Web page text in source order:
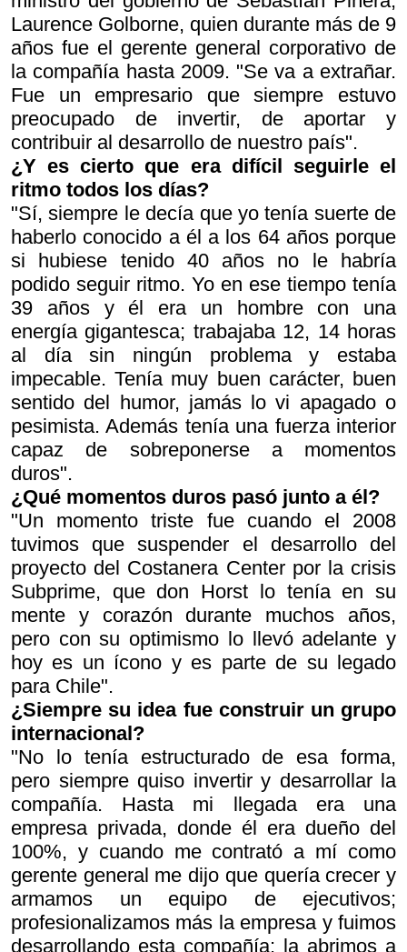
Laurence Golborne, quien durante más de 9
años fue el gerente general corporativo de
la compañía hasta 2009. "Se va a extrañar.
Fue un empresario que siempre estuvo
preocupado de invertir, de aportar y
contribuir al desarrollo de nuestro país".
¿Y es cierto que era difícil seguirle el
ritmo todos los días?
"Sí, siempre le decía que yo tenía suerte de
haberlo conocido a él a los 64 años porque
si hubiese tenido 40 años no le habría
podido seguir ritmo. Yo en ese tiempo tenía
39 años y él era un hombre con una
energía gigantesca; trabajaba 12, 14 horas
al día sin ningún problema y estaba
impecable. Tenía muy buen carácter, buen
sentido del humor, jamás lo vi apagado o
pesimista. Además tenía una fuerza interior
capaz de sobreponerse a momentos
duros".
¿Qué momentos duros pasó junto a él?
"Un momento triste fue cuando el 2008
tuvimos que suspender el desarrollo del
proyecto del Costanera Center por la crisis
Subprime, que don Horst lo tenía en su
mente y corazón durante muchos años,
pero con su optimismo lo llevó adelante y
hoy es un ícono y es parte de su legado
para Chile".
¿Siempre su idea fue construir un grupo
internacional?
"No lo tenía estructurado de esa forma,
pero siempre quiso invertir y desarrollar la
compañía. Hasta mi llegada era una
empresa privada, donde él era dueño del
100%, y cuando me contrató a mí como
gerente general me dijo que quería crecer y
armamos un equipo de ejecutivos;
profesionalizamos más la empresa y fuimos
desarrollando esta compañía: la abrimos a